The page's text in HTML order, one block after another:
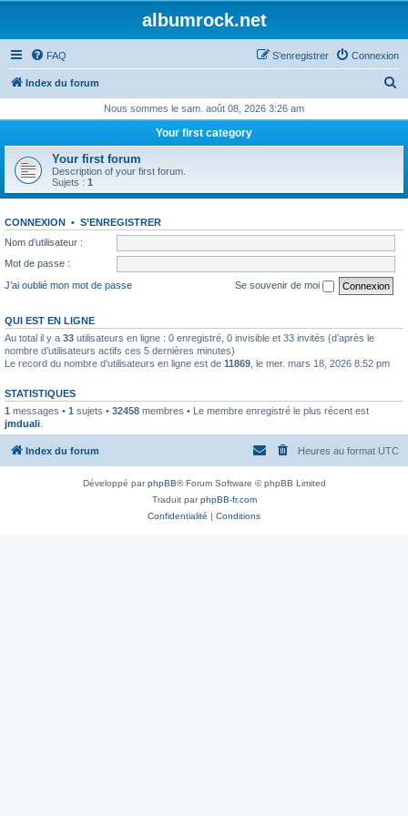
albumrock.net
FAQ Connexion
S’enregistrer
Index du forum
h
r
Nous sommes le sam. août 08, 2026 3:26 am
Your first category
Your first forum
Description of your first forum.
Sujets : 1
CONNEXION • S’ENREGISTRER
Nom d’utilisateur :
Mot de passe :
J’ai oublié mon mot de passe
Se souvenir de moi
QUI EST EN LIGNE
Au total il y a 33 utilisateurs en ligne : 0 enregistré, 0 invisible et 33 invités (d’après le
nombre d’utilisateurs actifs ces 5 dernières minutes)
Le record du nombre d’utilisateurs en ligne est de 11869 , le mer. mars 18, 2026 8:52 pm
STATISTIQUES
1 messages • 1 sujets • 32458 membres • Le membre enregistré le plus récent est
jmduali
Index du forum Heures au format UTC
Développé parphpBB® Forum Software © phpBB Limited
Traduit parphpBB-fr.com
Confidentialité | Conditions